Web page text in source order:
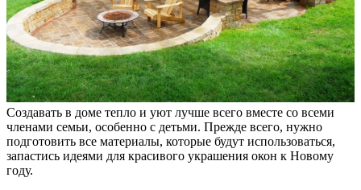
Создавать в доме тепло и уют лучше всего вместе со всеми
членами семьи, особенно с детьми. Прежде всего, нужно
подготовить все материалы, которые будут использоваться,
запастись идеями для красивого украшения окон к Новому
году.